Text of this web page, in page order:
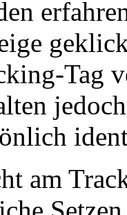
Tag
am